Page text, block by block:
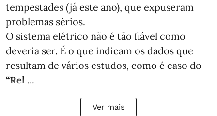
tempestades (já este ano), que expuseram
problemas sérios.
O sistema elétrico não é tão fiável como
deveria ser. É o que indicam os dados que
resultam de vários estudos, como é caso do
“Rel ...
Ver mais